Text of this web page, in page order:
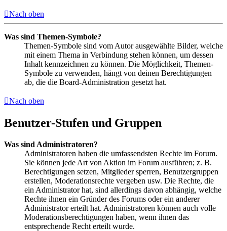
Nach oben
Was sind Themen-Symbole?
Themen-Symbole sind vom Autor ausgewählte Bilder, welche
mit einem Thema in Verbindung stehen können, um dessen
Inhalt kennzeichnen zu können. Die Möglichkeit, Themen-
Symbole zu verwenden, hängt von deinen Berechtigungen
ab, die die Board-Administration gesetzt hat.
Nach oben
Benutzer-Stufen und Gruppen
Was sind Administratoren?
Administratoren haben die umfassendsten Rechte im Forum.
Sie können jede Art von Aktion im Forum ausführen; z. B.
Berechtigungen setzen, Mitglieder sperren, Benutzergruppen
erstellen, Moderationsrechte vergeben usw. Die Rechte, die
ein Administrator hat, sind allerdings davon abhängig, welche
Rechte ihnen ein Gründer des Forums oder ein anderer
Administrator erteilt hat. Administratoren können auch volle
Moderationsberechtigungen haben, wenn ihnen das
entsprechende Recht erteilt wurde.